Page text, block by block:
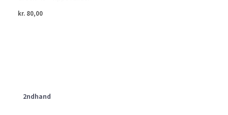
2ndhand
kr. 80,00